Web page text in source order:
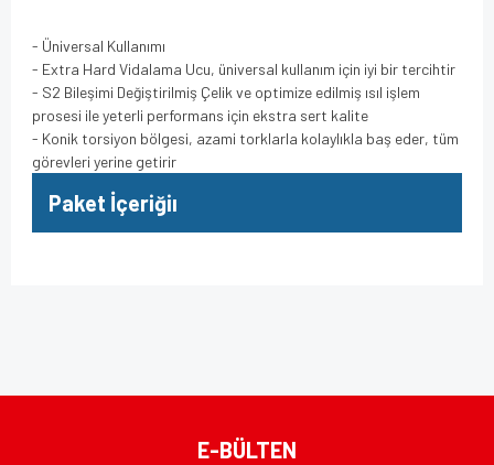
- Üniversal Kullanımı
- Extra Hard Vidalama Ucu, üniversal kullanım için iyi bir tercihtir
- S2 Bileşimi Değiştirilmiş Çelik ve optimize edilmiş ısıl işlem
prosesi ile yeterli performans için ekstra sert kalite
- Konik torsiyon bölgesi, azami torklarla kolaylıkla baş eder, tüm
görevleri yerine getirir
Paket İçeriğiı
Ürün resmi kalitesiz, bozuk veya görüntülenemiyor.
E-BÜLTEN